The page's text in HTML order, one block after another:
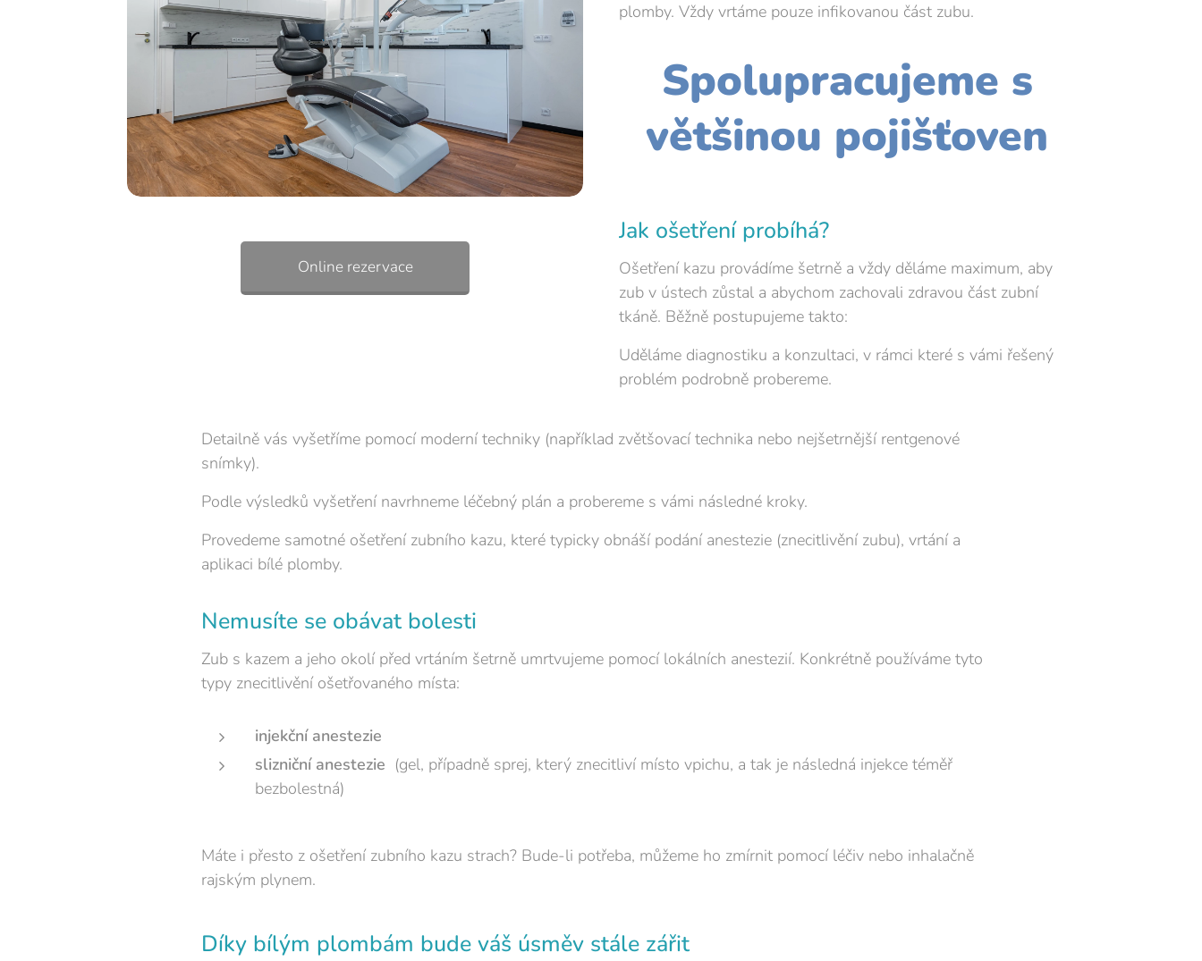
Online rezervace
plomby. Vždy vrtáme pouze infikovanou část zubu.
Spolupracujeme s
většinou pojišťoven
Jak ošetření probíhá?
Ošetření kazu provádíme šetrně a vždy děláme maximum, aby
zub v ústech zůstal a abychom zachovali zdravou část zubní
tkáně. Běžně postupujeme takto:
Uděláme diagnostiku a konzultaci, v rámci které s vámi řešený
problém podrobně probereme.
Detailně vás vyšetříme pomocí moderní techniky (například zvětšovací technika nebo nejšetrnější rentgenové
snímky).
Podle výsledků vyšetření navrhneme léčebný plán a probereme s vámi následné kroky.
Provedeme samotné ošetření zubního kazu, které typicky obnáší podání anestezie (znecitlivění zubu), vrtání a
aplikaci bílé plomby.
Nemusíte se obávat bolesti
Zub s kazem a jeho okolí před vrtáním šetrně umrtvujeme pomocí lokálních anestezií. Konkrétně používáme tyto
typy znecitlivění ošetřovaného místa:
injekční anestezie
slizniční anestezie (gel, případně sprej, který znecitliví místo vpichu, a tak je následná injekce téměř
bezbolestná)
Máte i přesto z ošetření zubního kazu strach? Bude-li potřeba, můžeme ho zmírnit pomocí léčiv nebo inhalačně
rajským plynem.
Díky bílým plombám bude váš úsměv stále zářit